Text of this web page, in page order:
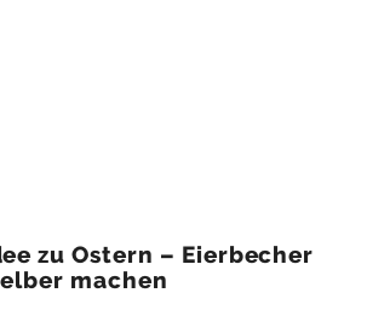
zu Ostern – Eierbecher
machen